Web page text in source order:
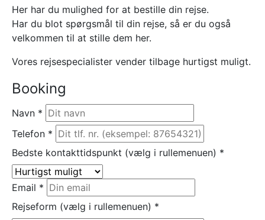
Her har du mulighed for at bestille din rejse.
Har du blot spørgsmål til din rejse, så er du også
velkommen til at stille dem her.
Vores rejsespecialister vender tilbage hurtigst muligt.
Booking
Navn *
Telefon *
Bedste kontakttidspunkt (vælg i rullemenuen) *
Email *
Rejseform (vælg i rullemenuen) *